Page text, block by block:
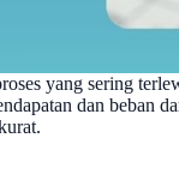
yang sering
dan beban